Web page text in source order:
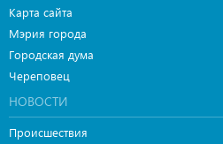
Карта сайта
Мэрия города
Городская дума
Череповец
НОВОСТИ
Происшествия